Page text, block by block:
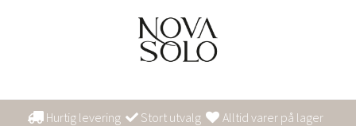
Hurtig levering Stort utvalg Alltid varer på lager